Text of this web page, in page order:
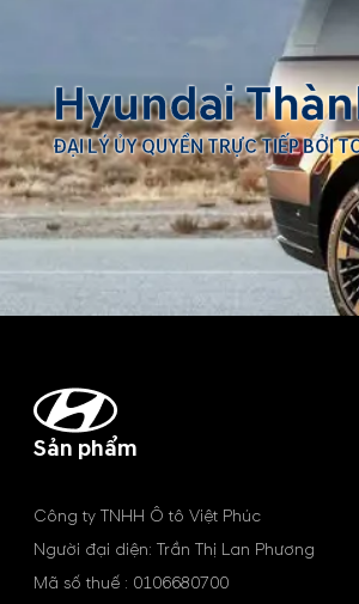
Hyundai
ĐẠI LÝ ỦY QUYỀN TRỰC TIẾP BỞI
Sản phẩm
Công ty TNHH Ô tô Việt Phúc
Người đại diện: Trần Thị Lan Phương
Mã số thuế : 0106680700